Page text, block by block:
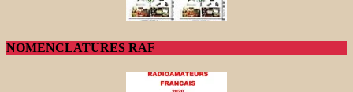
NOMENCLATURES RAF